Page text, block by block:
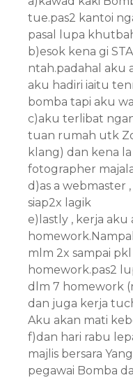
tue.pas2 kantoi
pasal lupa
b)esok kena gi
ntah.padahal aku
aku hadiri iaitu
bomba tapi aku
c)aku terlibat
tuan rumah utk
klang) dan kena
fotographer
d)as a webmaster
siap2x lagik
e)lastly , kerja aku
mlm 2x sampai
homework.pas2
dlm 7 homework
dan juga kerja
Aku akan mati
f)dan hari rabu
majlis bersara
pegawai Bomba